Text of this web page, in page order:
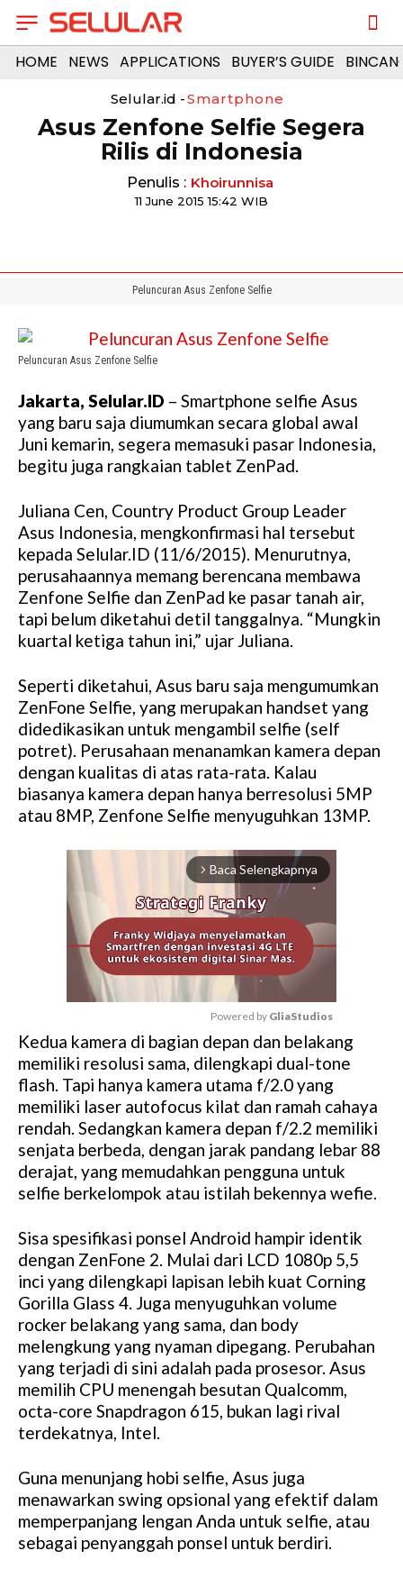
HOME NEWS APPLICATIONS BUYER’S GUIDE
Selular.id -Smartphone
Asus Zenfone Selfie Segera
Rilis di Indonesia
Penulis : Khoirunnisa
11 June 2015 15:42 WIB
Peluncuran Asus Zenfone Selfie
Peluncuran Asus Zenfone Selfie
Jakarta, Selular.ID – Smartphone selfie Asus
yang baru saja diumumkan secara global awal
Juni kemarin, segera memasuki pasar Indonesia,
begitu juga rangkaian tablet ZenPad.
Juliana Cen, Country Product Group Leader
Asus Indonesia, mengkonfirmasi hal tersebut
kepada Selular.ID (11/6/2015). Menurutnya,
perusahaannya memang berencana membawa
Zenfone Selfie dan ZenPad ke pasar tanah air,
tapi belum diketahui detil tanggalnya. “Mungkin
kuartal ketiga tahun ini,” ujar Juliana.
Seperti diketahui, Asus baru saja mengumumkan
ZenFone Selfie, yang merupakan handset yang
didedikasikan untuk mengambil selfie (self
potret). Perusahaan menanamkan kamera depan
dengan kualitas di atas rata-rata. Kalau
biasanya kamera depan hanya berresolusi 5MP
atau 8MP, Zenfone Selfie menyuguhkan 13MP.
arrow_forward_ios Baca Selengkapnya
M
u
t
e
Powered by GliaStudios
Kedua kamera di bagian depan dan belakang
memiliki resolusi sama, dilengkapi dual-tone
flash. Tapi hanya kamera utama f/2.0 yang
memiliki laser autofocus kilat dan ramah cahaya
rendah. Sedangkan kamera depan f/2.2 memiliki
senjata berbeda, dengan jarak pandang lebar 88
derajat, yang memudahkan pengguna untuk
selfie berkelompok atau istilah bekennya wefie.
Sisa spesifikasi ponsel Android hampir identik
dengan ZenFone 2. Mulai dari LCD 1080p 5,5
inci yang dilengkapi lapisan lebih kuat Corning
Gorilla Glass 4. Juga menyuguhkan volume
rocker belakang yang sama, dan body
melengkung yang nyaman dipegang. Perubahan
yang terjadi di sini adalah pada prosesor. Asus
memilih CPU menengah besutan Qualcomm,
octa-core Snapdragon 615, bukan lagi rival
terdekatnya, Intel.
Guna menunjang hobi selfie, Asus juga
menawarkan swing opsional yang efektif dalam
memperpanjang lengan Anda untuk selfie, atau
sebagai penyanggah ponsel untuk berdiri.